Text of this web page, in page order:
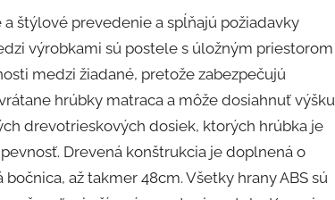
štýlové prevedenie a spĺňajú požiadavky
výrobkami sú postele s úložným priestorom
medzi žiadané, pretože zabezpečujú
hrúbky matraca a môže dosiahnuť výšku
drevotrieskových dosiek, ktorých hrúbka je
Drevená konštrukcia je doplnená o
až takmer 48cm. Všetky hrany ABS sú